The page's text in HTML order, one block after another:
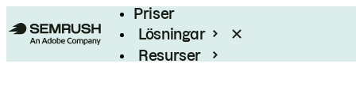
Priser
Lösningar
Resurser